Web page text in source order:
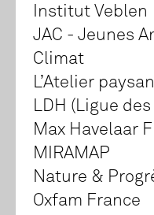
Institut Veblen
JAC - Jeunes
Climat
L’Atelier paysan
LDH (Ligue
Max Havelaar
MIRAMAP
Nature &
Oxfam France